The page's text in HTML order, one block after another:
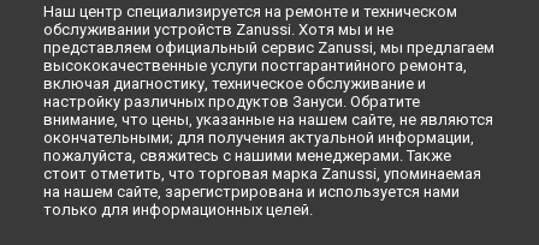
Кирове
Замена блока управления стиральной машины Zanussi в
Оренбурге
Замена блока управления стиральной машины Zanussi в
Кемерово
Замена блока управления стиральной машины Zanussi в
Новокузнецке
Замена блока управления стиральной машины Zanussi в
Рязани
Наш центр специализируется на ремонте и техническом
обслуживании устройств Zanussi. Хотя мы и не
представляем официальный сервис Zanussi, мы предлагаем
высококачественные услуги постгарантийного ремонта,
включая диагностику, техническое обслуживание и
настройку различных продуктов Зануси. Обратите
внимание, что цены, указанные на нашем сайте, не являются
окончательными; для получения актуальной информации,
пожалуйста, свяжитесь с нашими менеджерами. Также
стоит отметить, что торговая марка Zanussi, упоминаемая
на нашем сайте, зарегистрирована и используется нами
только для информационных целей.